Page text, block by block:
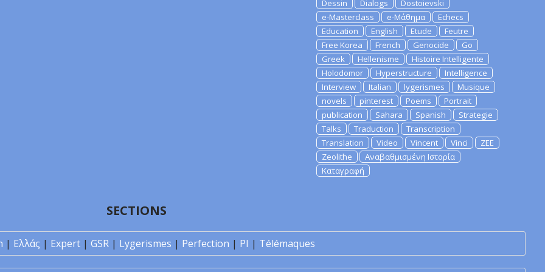
Dessin
Dialogs
Dostoievski
e-Masterclass
e-Μάθημα
Echecs
Education
English Etude
Feutre
Free Korea
French Genocide
Go
Greek
Hellenisme
Histoire Intelligente
Holodomor
Hyperstructure
Intelligence
Interview
Italian lygerismes
Musique
novels
pinterest Poems
Portrait
publication
Sahara Spanish
Strategie
Talks
Traduction
Transcription
Translation
Video Vincent Vinci
ZEE
Zeolithe
Αναβαθμισμένη Ιστορία
Καταγραφή
SECTIONS
| Ελλάς | Expert | GSR | Lygerismes | Perfection | PI | Télémaques